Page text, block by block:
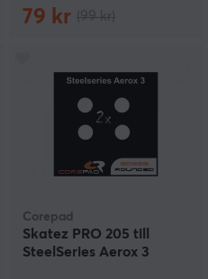
79 kr
Corepad
Skatez PRO 205 till
SteelSeries Aerox 3